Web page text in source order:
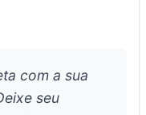
com a sua
seu